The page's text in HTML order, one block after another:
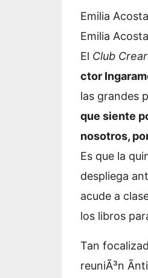
Emilia
Emilia
El Club Crear
ctor
las grandes
que siente
nosotros,
Es que la
despliega
acude a
los libros
Tan
reuniÃ³n